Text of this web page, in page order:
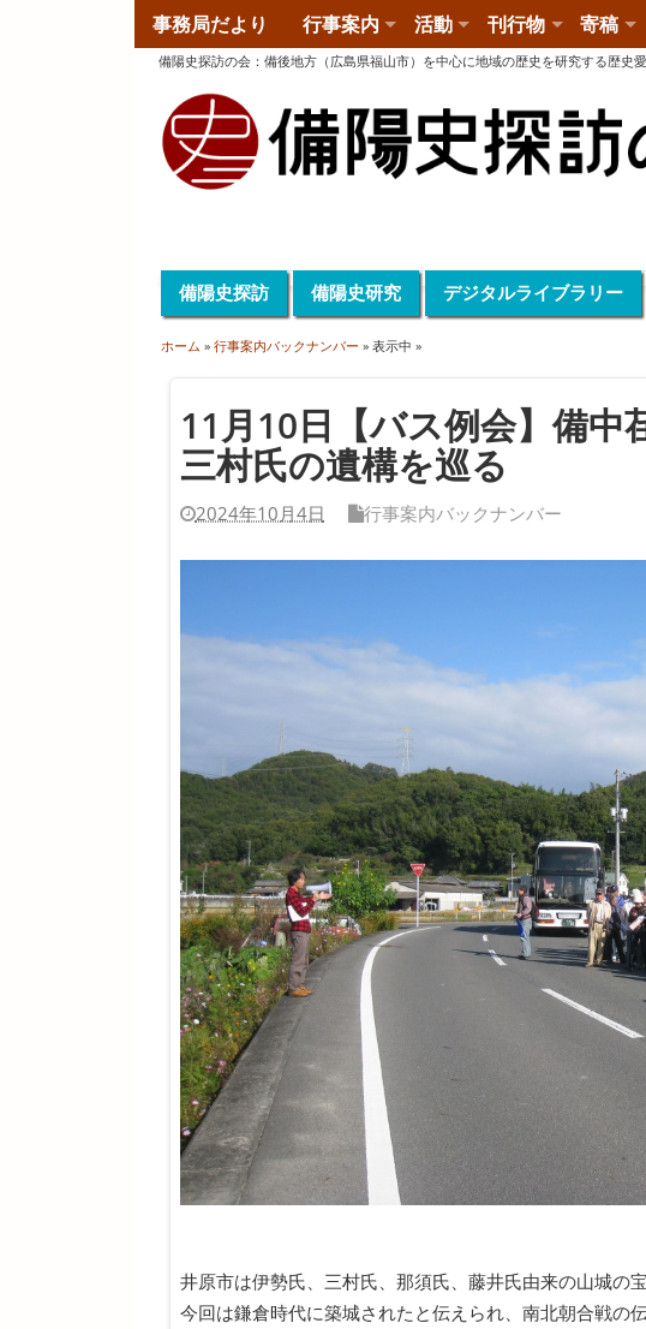
事務局だより 行事案内 活動 刊行物 寄稿
備陽史探訪の会 ： 備後地方（広島県福山市）を中心に地域の歴史を研究する歴史
備陽史探訪 備陽史研究 デジタルライブラリー
ホーム »行事案内バックナンバー » 表示中 »
11月10日【バス例会】備中
三村氏の遺構を巡る
2024年10月4日 行事案内バックナンバー
井原市は伊勢氏、三村氏、那須氏、藤井氏由来の山城の宝
今回は鎌倉時代に築城されたと伝えられ、南北朝合戦の